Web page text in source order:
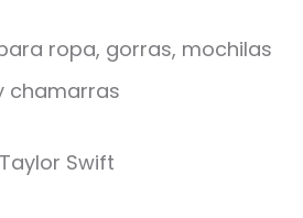
ropa, gorras, mochilas
chamarras
Taylor Swift